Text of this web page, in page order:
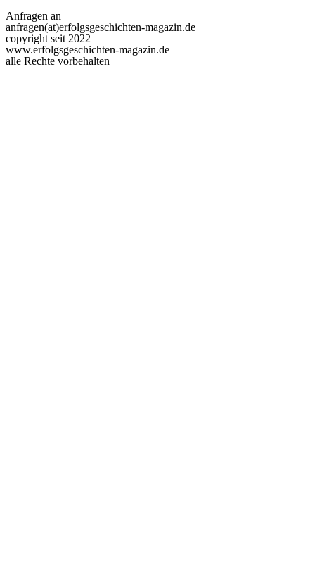
Anfragen an
anfragen(at)erfolgsgeschichten-magazin.de
copyright seit 2022
www.erfolgsgeschichten-magazin.de
alle Rechte vorbehalten